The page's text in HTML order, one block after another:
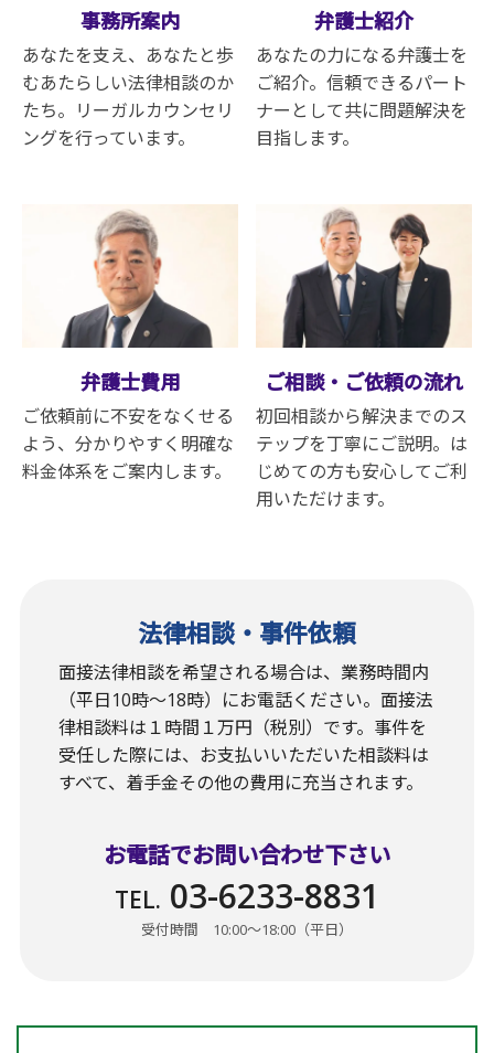
事務所案内
あなたを支え、あなたと歩
むあたらしい法律相談のか
たち。リーガルカウンセリ
ングを行っています。
弁護士紹介
あなたの力になる弁護士を
ご紹介。信頼できるパート
ナーとして共に問題解決を
目指します。
弁護士費用
ご依頼前に不安をなくせる
よう、分かりやすく明確な
料金体系をご案内します。
ご相談・ご依頼の流れ
初回相談から解決までのス
テップを丁寧にご説明。は
じめての方も安心してご利
用いただけます。
法律相談・事件依頼
面接法律相談を希望される場合は、業務時間内
（平日10時〜18時）にお電話ください。面接法
律相談料は１時間１万円（税別）です。事件を
受任した際には、お支払いいただいた相談料は
すべて、着手金その他の費用に充当されます。
お電話でお問い合わせ下さい
TEL. 03-6233-8831
受付時間 10:00〜18:00（平日）